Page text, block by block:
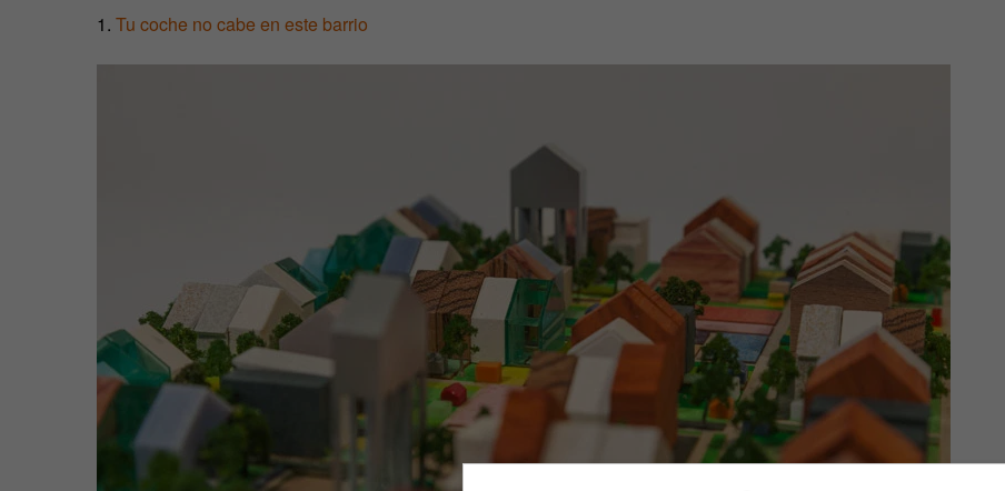
1. Tu coche no cabe en este barrio